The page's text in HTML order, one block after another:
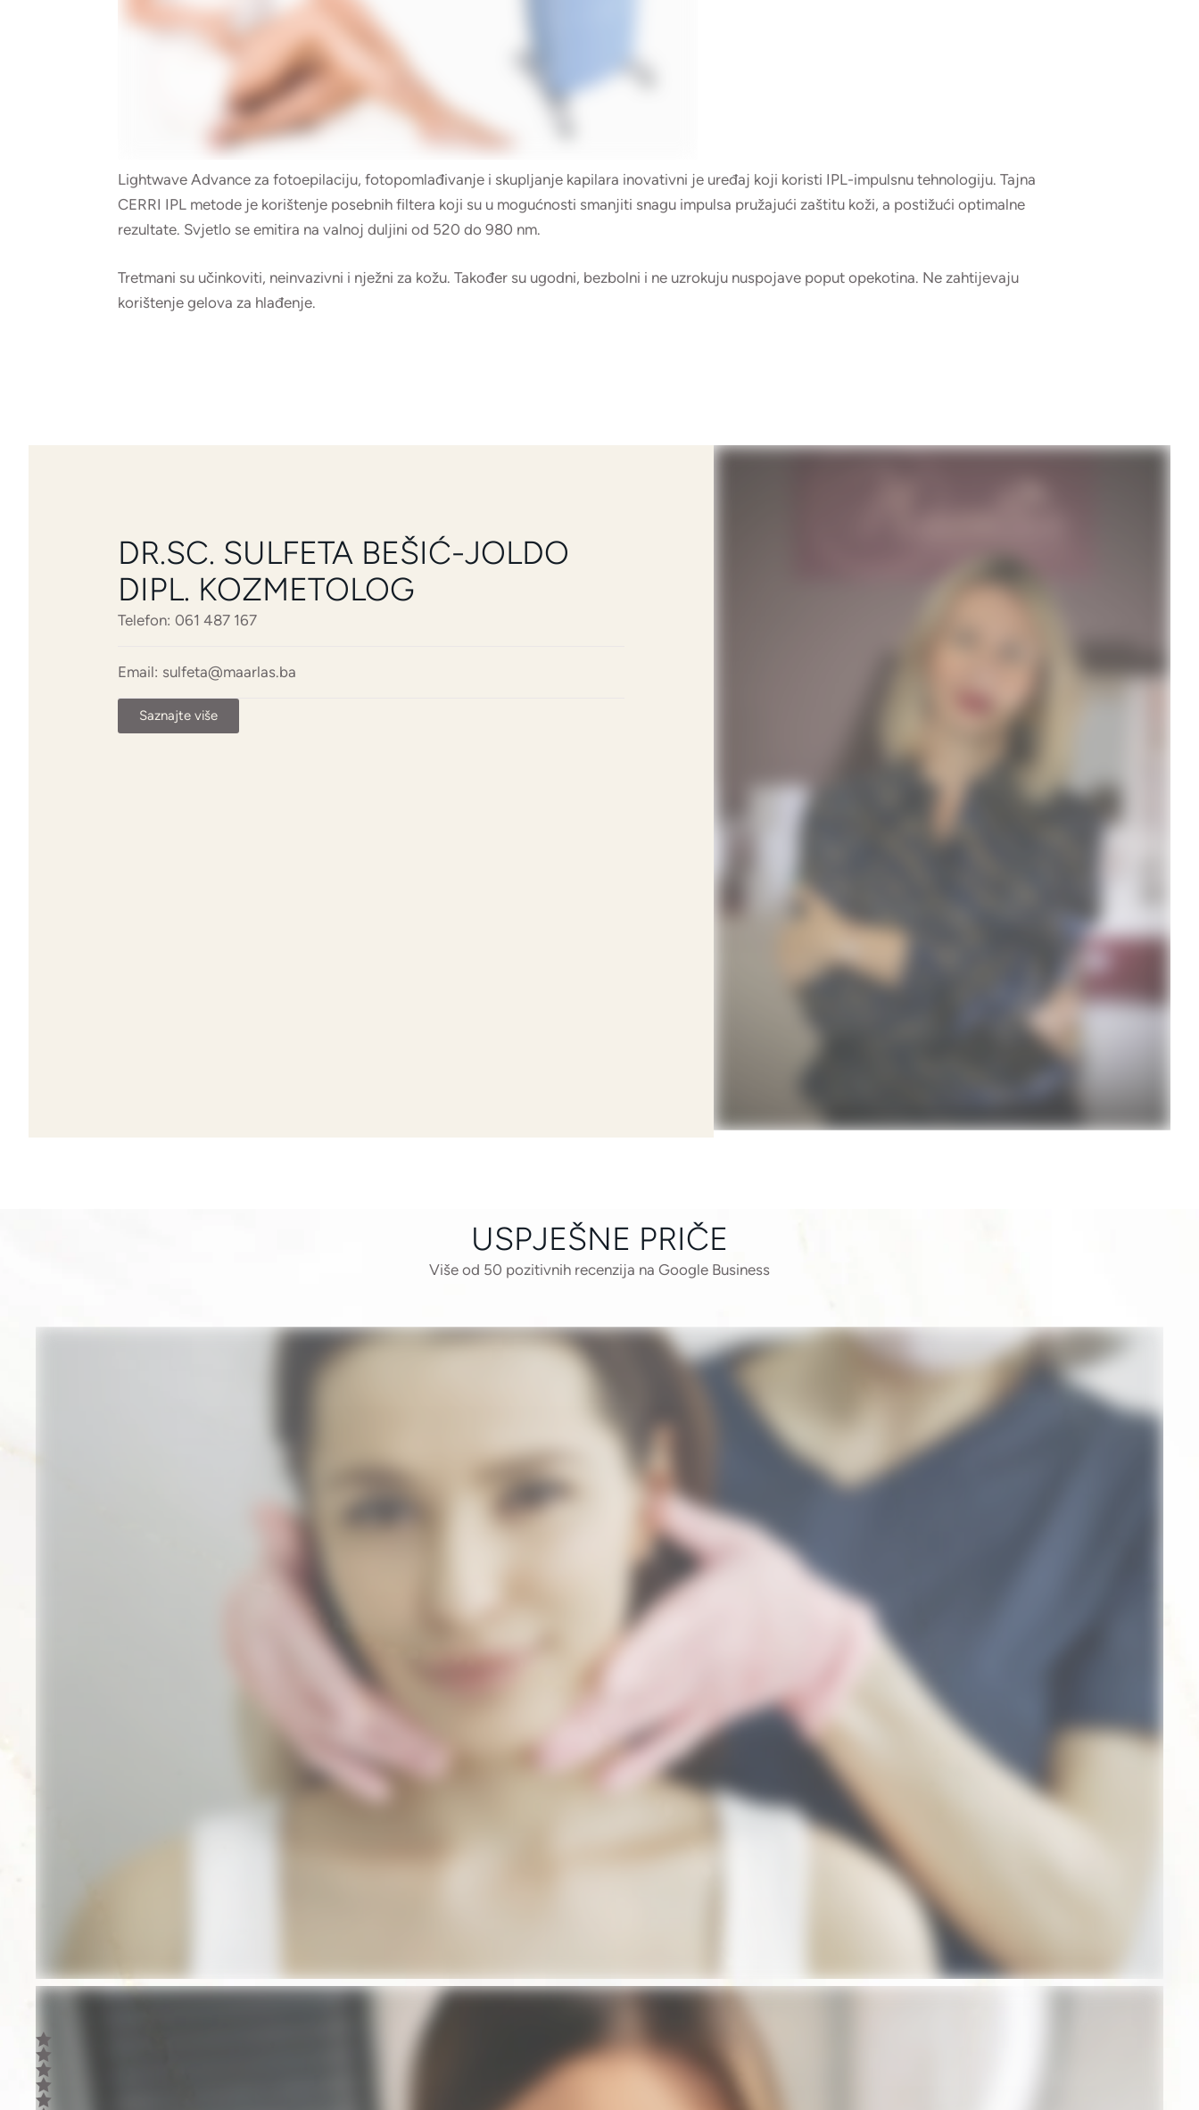
Lightwave Advance za fotoepilaciju, fotopomlađivanje i skupljanje kapilara inovativni je uređaj koji koristi IPL-impulsnu tehnologiju. Tajna
CERRI IPL metode je korištenje posebnih filtera koji su u mogućnosti smanjiti snagu impulsa pružajući zaštitu koži, a postižući optimalne
rezultate. Svjetlo se emitira na valnoj duljini od 520 do 980 nm.
Tretmani su učinkoviti, neinvazivni i nježni za kožu. Također su ugodni, bezbolni i ne uzrokuju nuspojave poput opekotina. Ne zahtijevaju
korištenje gelova za hlađenje.
DR.SC. SULFETA BEŠIĆ-JOLDO
DIPL. KOZMETOLOG
Telefon: 061 487 167
Email: sulfeta@maarlas.ba
Saznajte više
USPJEŠNE PRIČE
Više od 50 pozitivnih recenzija na Google Business